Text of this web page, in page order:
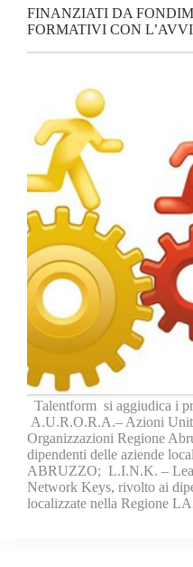
FINANZIATI DA
FORMATIVI CON
Talentform si aggiudica i
A.U.R.O.R.A.– Azioni
Organizzazioni Regione
dipendenti delle aziende
ABRUZZO; L.I.N.K. –
Network Keys, rivolto ai
localizzate nella Regione